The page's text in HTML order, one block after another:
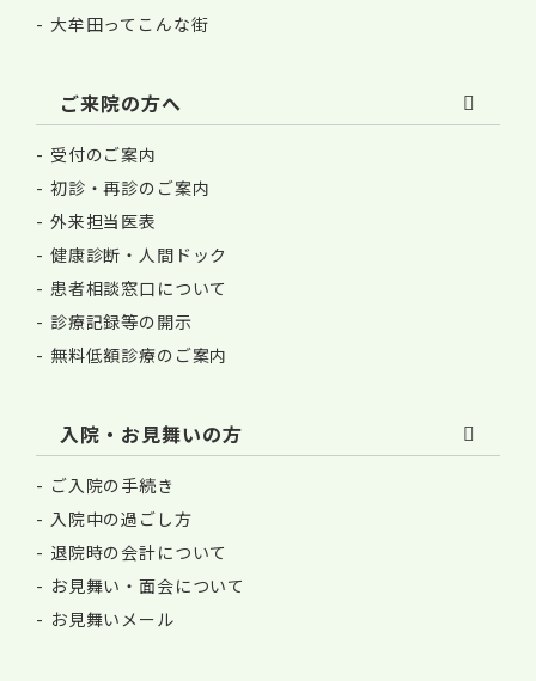
大牟田ってこんな街
ご来院の方へ
受付のご案内
初診・再診のご案内
外来担当医表
健康診断・人間ドック
患者相談窓口について
診療記録等の開示
無料低額診療のご案内
入院・お見舞いの方
ご入院の手続き
入院中の過ごし方
退院時の会計について
お見舞い・面会について
お見舞いメール